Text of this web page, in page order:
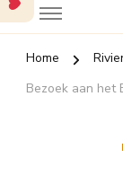
Home
Bezoek aan het